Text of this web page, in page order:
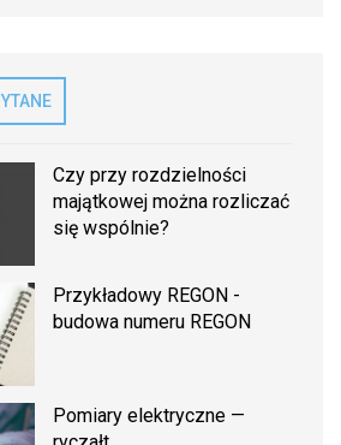
Czy przy rozdzielności
majątkowej można rozliczać
się wspólnie?
Przykładowy REGON -
budowa numeru REGON
Pomiary elektryczne —